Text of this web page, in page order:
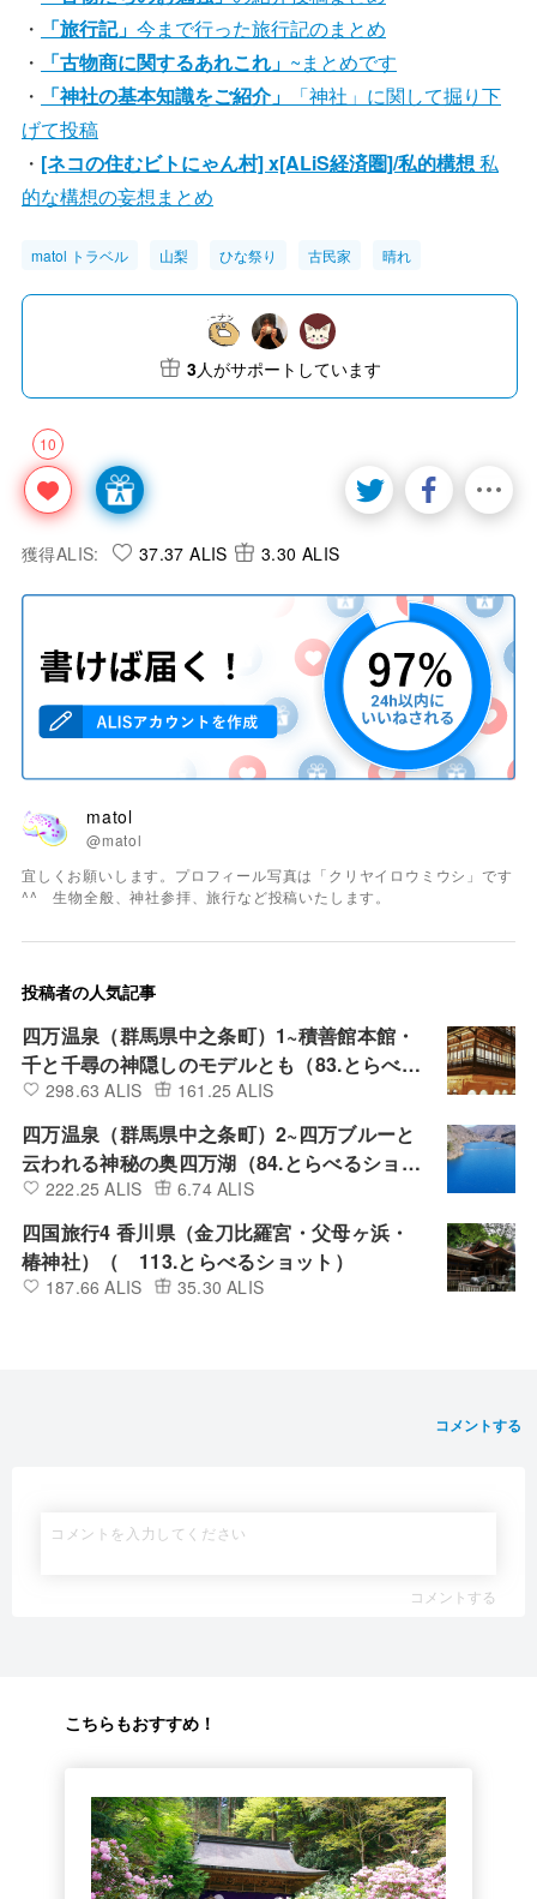
・
「旅行記」 今まで行った旅行記のまとめ
・
「古物商に関するあれこれ」 ~まとめです
・
「神社の基本知識をご紹介」
「神社」に関して掘り下
げて投稿
・ [ネコの住むビトにゃん村] x[ALiS経済圏]/私的構想私
的な構想の妄想まとめ
matol トラベル 山梨 ひな祭り 古民家 晴れ
10
3人がサポートしています
獲得ALIS: 37.37 ALIS 3.30 ALIS
matol
@matol
宜しくお願いします。プロフィール写真は「クリヤイロウミウシ」です
^^ 生物全般、神社参拝、旅行など投稿いたします。
投稿者の人気記事
四万温泉（群馬県中之条町）1~積善館本館・
千と千尋の神隠しのモデルとも（83.とらべる
ショット）
298.63 ALIS 161.25 ALIS
四万温泉（群馬県中之条町）2~四万ブルーと
云われる神秘の奥四万湖（84.とらべるショッ
ト）222.25 ALIS 6.74 ALIS
四国旅行4 香川県（金刀比羅宮・父母ヶ浜・
椿神社）（ 113.とらべるショット）
187.66 ALIS 35.30 ALIS
コメントする
コメントする
こちらもおすすめ！